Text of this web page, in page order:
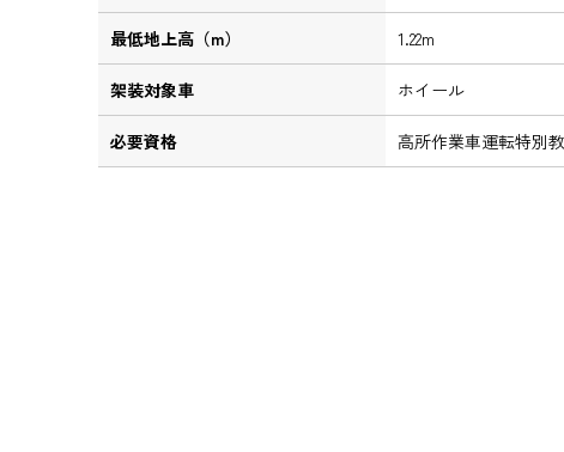
最低地上高（m） 1.22m
架装対象車 ホイール
必要資格 高所作業車運転特別